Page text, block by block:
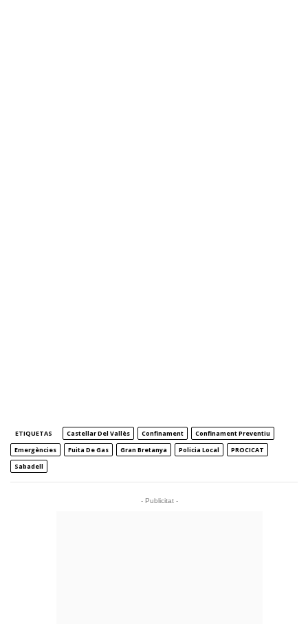
ETIQUETAS Castellar Del Vallès Confinament
Confinament Preventiu
Emergències
Fuita De Gas Gran Bretanya Policia Local
PROCICAT
Sabadell
- Publicitat -